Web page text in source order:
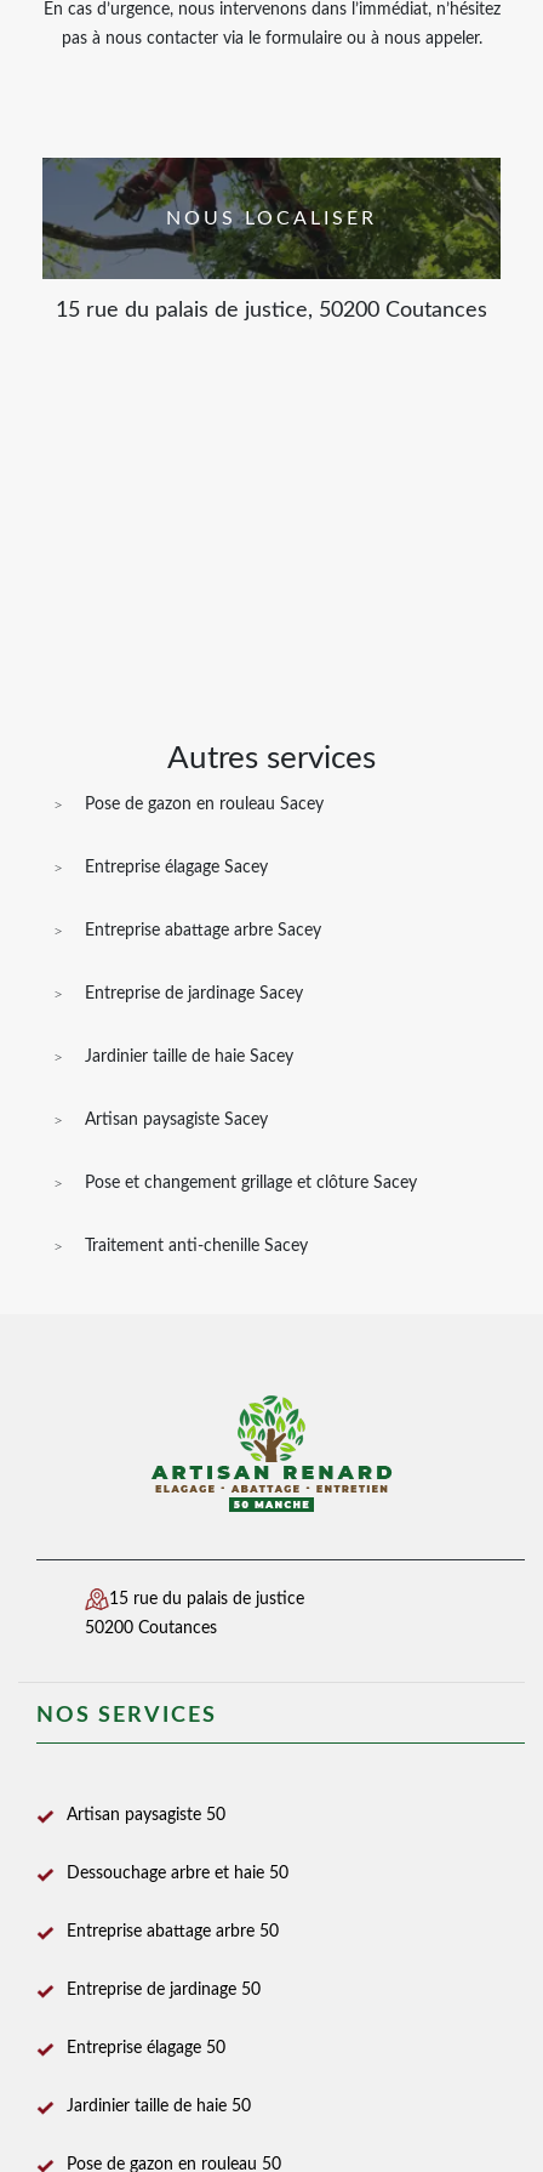
En cas d’urgence, nous intervenons dans l’immédiat, n’hésitez
pas à nous contacter via le formulaire ou à nous appeler.
NOUS LOCALISER
15 rue du palais de justice, 50200 Coutances
Autres services
Pose de gazon en rouleau Sacey
Entreprise élagage Sacey
Entreprise abattage arbre Sacey
Entreprise de jardinage Sacey
Jardinier taille de haie Sacey
Artisan paysagiste Sacey
Pose et changement grillage et clôture Sacey
Traitement anti-chenille Sacey
15 rue du palais de justice
50200 Coutances
NOS SERVICES
Artisan paysagiste 50
Dessouchage arbre et haie 50
Entreprise abattage arbre 50
Entreprise de jardinage 50
Entreprise élagage 50
Jardinier taille de haie 50
Pose de gazon en rouleau 50